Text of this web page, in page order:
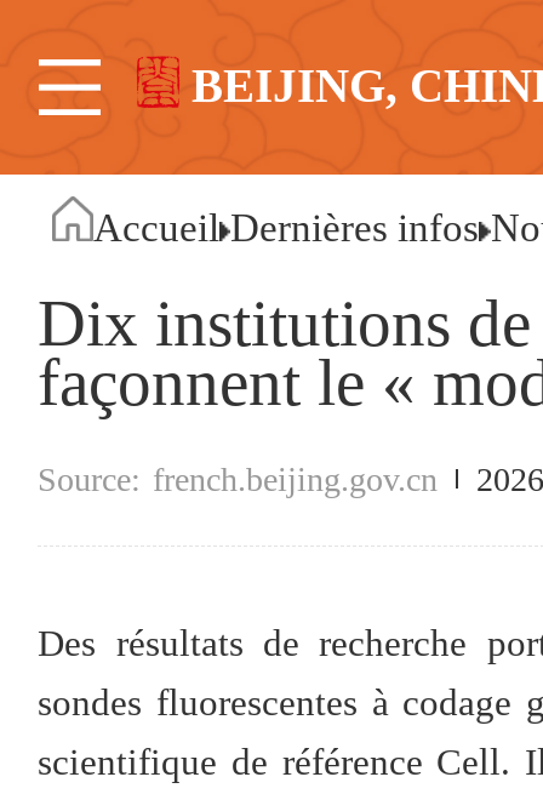
BEIJING,
Accueil Dernières infos
Dix institutions
façonnent le «
french.beijing.gov.cn
Des résultats de recherche
sondes fluorescentes à
scientifique de référence Cell.